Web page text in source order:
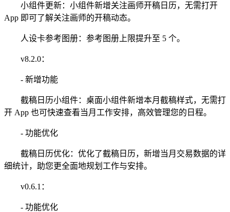
小组件更新：小组件新增关注画师开稿日历，无需打开
App 即可了解关注画师的开稿动态。
人设卡参考图册：参考图册上限提升至 5 个。
v8.2.0：
- 新增功能
截稿日历小组件：桌面小组件新增本月截稿样式，无需打
开 App 也可快速查看当月工作安排，高效管理您的日程。
- 功能优化
截稿日历优化：优化了截稿日历，新增当月交易数据的详
细统计，助您更全面地规划工作与安排。
v0.6.1：
- 功能优化